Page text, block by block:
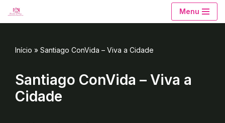
Menu
Início » Santiago ConVida – Viva a Cidade
Santiago ConVida – Viva a
Cidade